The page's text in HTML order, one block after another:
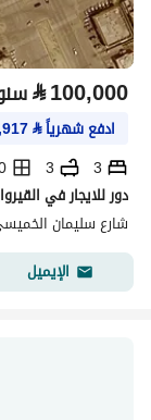
⃁100,000
ادفع شهرياً⃁
3
3
دور للايجار في
شارع سليمان
الإيميل